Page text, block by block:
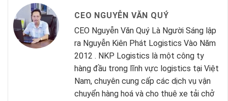
CEO NGUYỄN VĂN QUÝ
CEO Nguyễn Văn Quý Là Người Sáng lập
ra Nguyễn Kiên Phát Logistics Vào Năm
2012 . NKP Logistics là một công ty
hàng đầu trong lĩnh vực logistics tại Việt
Nam, chuyên cung cấp các dịch vụ vận
chuyển hàng hoá và cho thuê xe tải chở